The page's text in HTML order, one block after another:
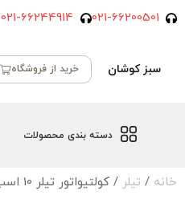
021-66200501
021-66244914
سبز کوشان خرید از فروشگاه
دسته بندی محصولات
خانه / تیلر / کولتیواتور تیلر 10 اسب کاما KAMA استارتی